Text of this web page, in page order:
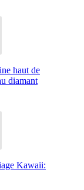
haut de
diamant
Kawaii: